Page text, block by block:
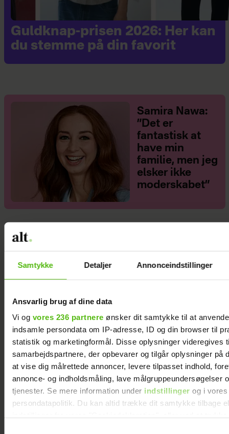
Samtykke Detaljer Annonceindstillinger
Ansvarlig brug af dine data
Vi og vores 236 partnere ønsker dit samtykke til at
indsamle persondata om IP-adresse, ID og din browser til
statistik og marketingformål. Disse oplysninger videregives
samarbejdspartnere, der opbevarer og tilgår oplysninger på
at vise dig målrettede annoncer, levere tilpasset indhold,
annonce- og indholdsmåling, lave målgruppeundersøgelser
tjenester. Se mere information under indstillinger og i vores
persondatapolitik. Du kan altid trække dit samtykke tilbage
Guldknap-prisen 2026: Her kan
du stemme på din favorit
Samira Nawa:
”Det er
fantastisk at
have min
familie, men jeg
elsker ikke
moderskabet”
Philip May på Smukfest for første gang: "Jeg
har kæmpe forventninger"